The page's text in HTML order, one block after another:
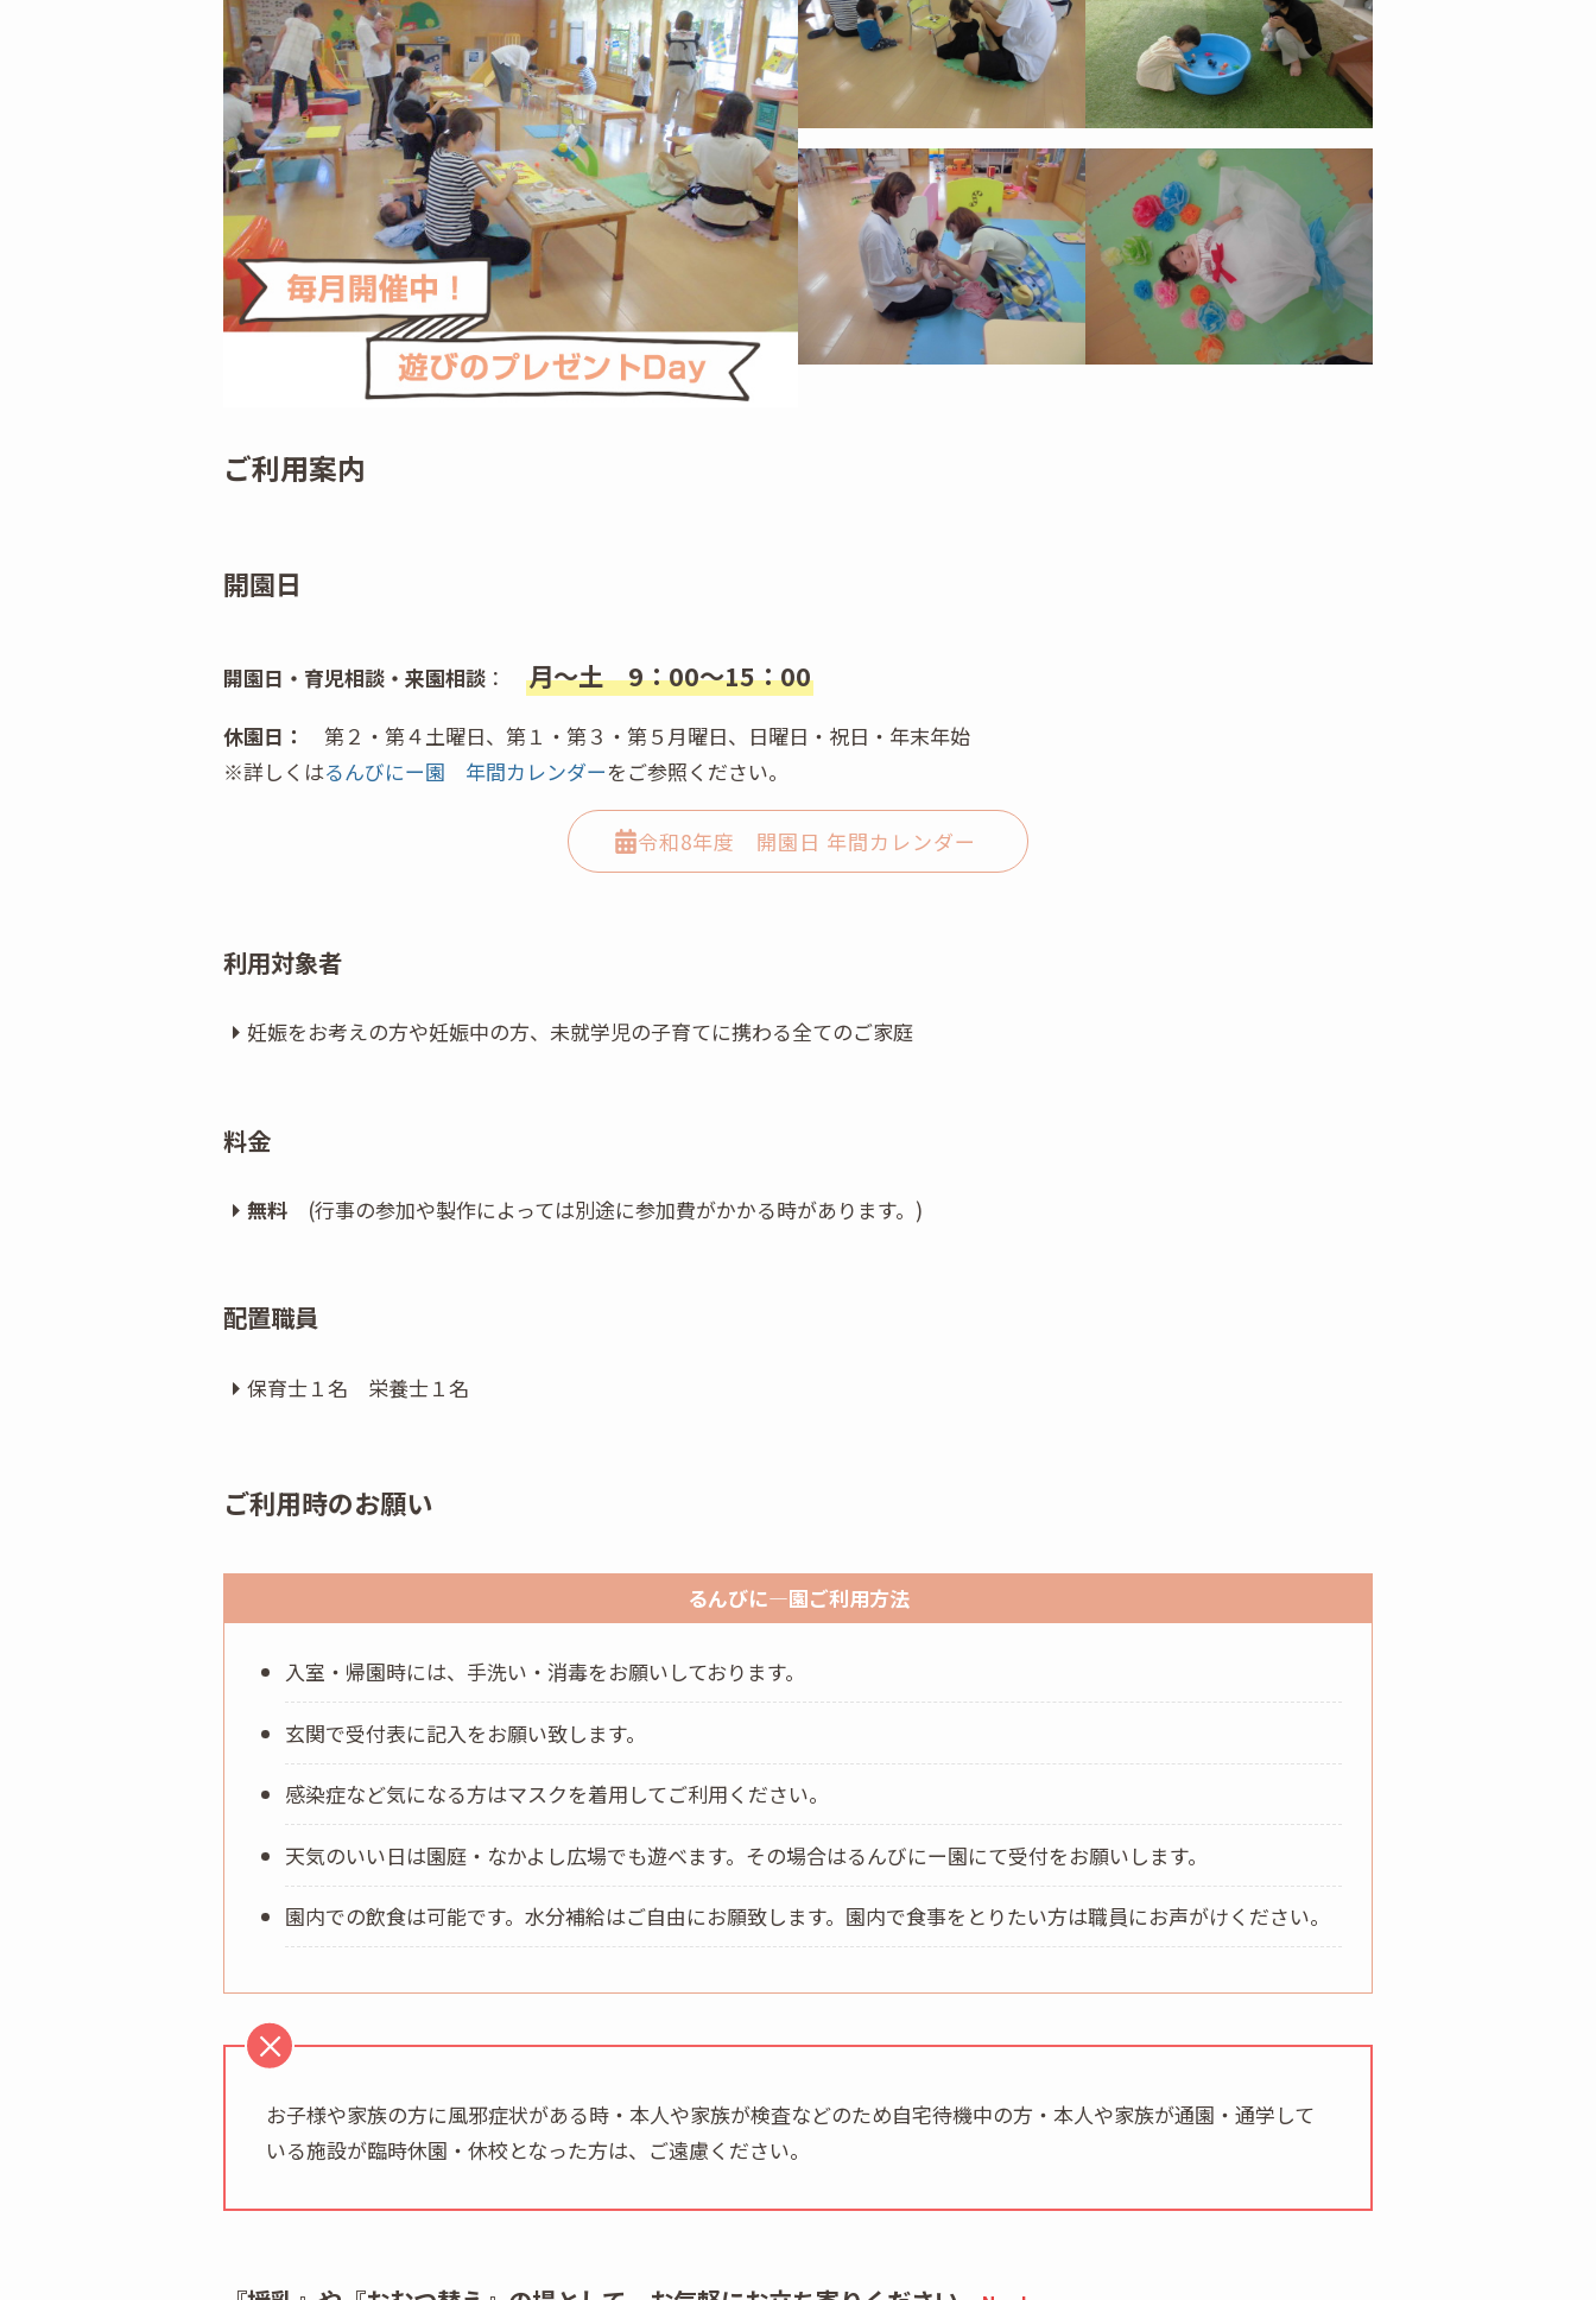
ご利用案内
開園日
開園日・育児相談・来園相談 ： 月～土 9：00～15：00
休園日：
第２・第４土曜日、第１・第３・第５月曜日、日曜日・祝日・年末年始
※詳しくはるんびにー園 年間カレンダーをご参照ください。
令和8年度 開園日 年間カレンダー
利用対象者
妊娠をお考えの方や妊娠中の方、未就学児の子育てに携わる全てのご家庭
料金
無料 (行事の参加や製作によっては別途に参加費がかかる時があります。)
配置職員
保育士１名 栄養士１名
ご利用時のお願い
るんびに―園ご利用方法
入室・帰園時には、手洗い・消毒をお願いしております。
玄関で受付表に記入をお願い致します。
感染症など気になる方はマスクを着用してご利用ください。
天気のいい日は園庭・なかよし広場でも遊べます。その場合はるんびにー園にて受付をお願いします。
園内での飲食は可能です。水分補給はご自由にお願致します。園内で食事をとりたい方は職員にお声がけください。
お子様や家族の方に風邪症状がある時・本人や家族が検査などのため自宅待機中の方・本人や家族が通園・通学して
いる施設が臨時休園・休校となった方は、ご遠慮ください。